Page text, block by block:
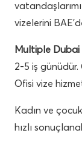
vizelerini
Multiple Dubai
2-5 iş
Ofisi vize
Kadın ve
hızlı